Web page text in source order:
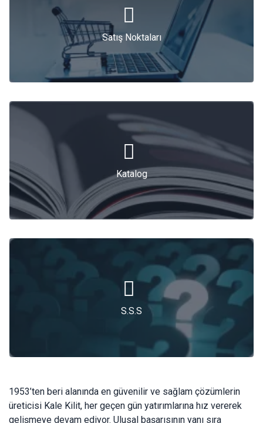
Satış Noktaları
Katalog
Katalog
S.S.S
S.S.S
1953’ten beri alanında en güvenilir ve sağlam çözümlerin
üreticisi Kale Kilit, her geçen gün yatırımlarına hız vererek
gelişmeye devam ediyor. Ulusal başarısının yanı sıra